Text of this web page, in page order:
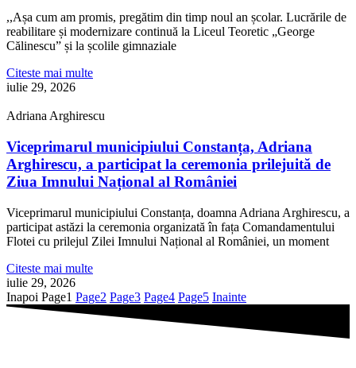
,,Așa cum am promis, pregătim din timp noul an școlar. Lucrările de
reabilitare și modernizare continuă la Liceul Teoretic „George
Călinescu” și la școlile gimnaziale
Citeste mai multe
iulie 29, 2026
Adriana Arghirescu
Viceprimarul municipiului Constanța, Adriana
Arghirescu, a participat la ceremonia prilejuită de
Ziua Imnului Național al României
Viceprimarul municipiului Constanța, doamna Adriana Arghirescu, a
participat astăzi la ceremonia organizată în fața Comandamentului
Flotei cu prilejul Zilei Imnului Național al României, un moment
Citeste mai multe
iulie 29, 2026
Inapoi Page1 Page2 Page3 Page4 Page5 Inainte